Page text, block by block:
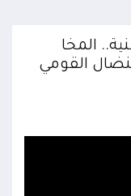
المخا
القومي